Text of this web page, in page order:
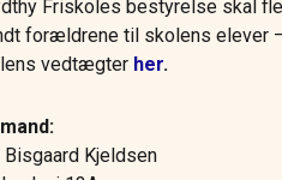
Friskoles bestyrelse skal
forældrene til skolens elever
vedtægter her.
Bisgaard Kjeldsen